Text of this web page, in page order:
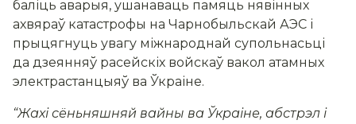
баліць аварыя, ушанаваць памяць нявінных
ахвяраў катастрофы на Чарнобыльскай АЭС і
прыцягнуць увагу міжнароднай супольнасьці
да дзеянняў расейскіх войскаў вакол атамных
электрастанцыяў ва Ўкраіне.
“Жахі сёньняшняй вайны ва Ўкраіне, абстрэл і